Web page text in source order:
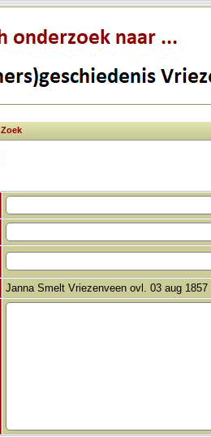
Zoek
Janna Smelt Vriezenveen ovl. 03 aug